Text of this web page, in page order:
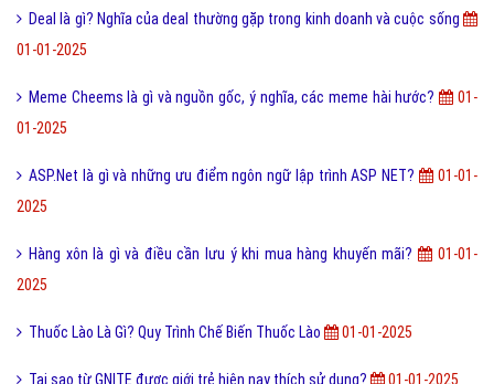
Deal là gì? Nghĩa của deal thường gặp trong kinh doanh và cuộc sống
01-01-2025
Meme Cheems là gì và nguồn gốc, ý nghĩa, các meme hài hước?
01-
01-2025
ASP.Net là gì và những ưu điểm ngôn ngữ lập trình ASP NET?
01-01-
2025
Hàng xôn là gì và điều cần lưu ý khi mua hàng khuyến mãi?
01-01-
2025
Thuốc Lào Là Gì? Quy Trình Chế Biến Thuốc Lào 01-01-2025
Tại sao từ GNITE được giới trẻ hiện nay thích sử dụng? 01-01-2025